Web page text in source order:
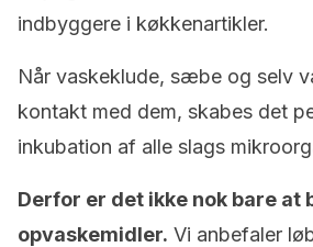
indbyggere i køkkenartikler.
Når vaskeklude, sæbe og selv
kontakt med dem, skabes det
inkubation af alle slags
Derfor er det ikke nok bare at
opvaskemidler. Vi anbefaler